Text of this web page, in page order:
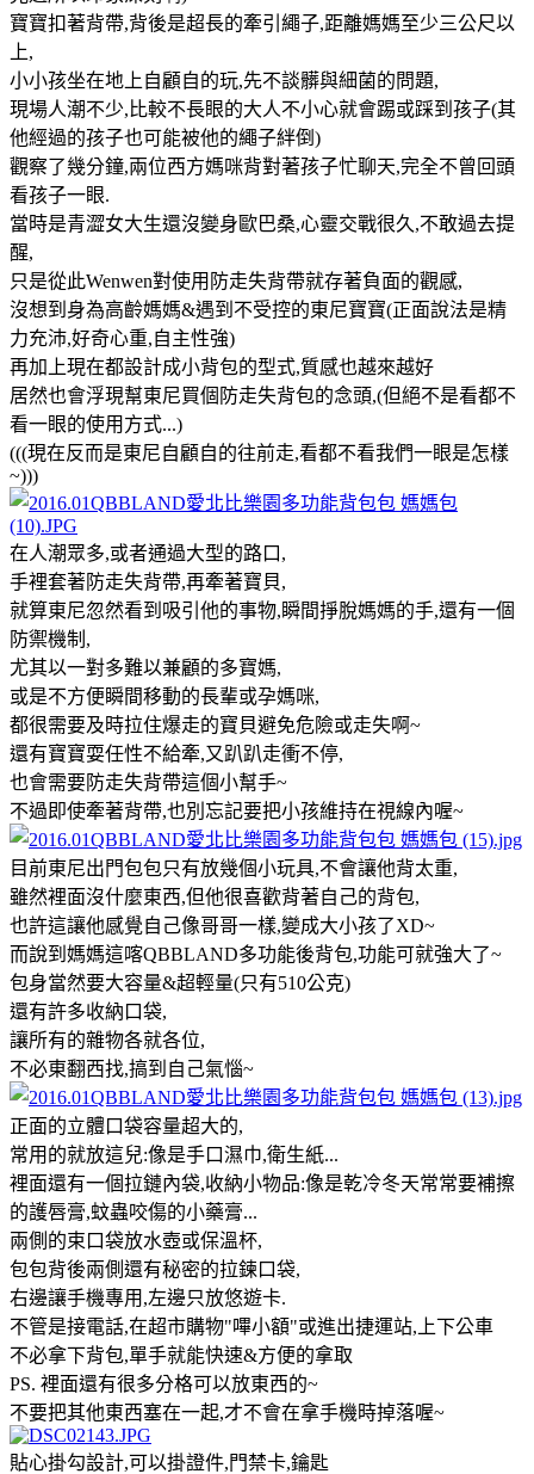
寶寶扣著背帶,背後是超長的牽引繩子,距離媽媽至少三公尺以
上,
小小孩坐在地上自顧自的玩,先不談髒與細菌的問題,
現場人潮不少,比較不長眼的大人不小心就會踢或踩到孩子(其
他經過的孩子也可能被他的繩子絆倒)
觀察了幾分鐘,兩位西方媽咪背對著孩子忙聊天,完全不曾回頭
看孩子一眼.
當時是青澀女大生還沒變身歐巴桑,心靈交戰很久,不敢過去提
醒,
只是從此Wenwen對使用防走失背帶就存著負面的觀感,
沒想到身為高齡媽媽&遇到不受控的東尼寶寶(正面說法是精
力充沛,好奇心重,自主性強)
再加上現在都設計成小背包的型式,質感也越來越好
居然也會浮現幫東尼買個防走失背包的念頭,(但絕不是看都不
看一眼的使用方式...)
(((現在反而是東尼自顧自的往前走,看都不看我們一眼是怎樣
~)))
在人潮眾多,或者通過大型的路口,
手裡套著防走失背帶,再牽著寶貝,
就算東尼忽然看到吸引他的事物,瞬間掙脫媽媽的手,還有一個
防禦機制,
尤其以一對多難以兼顧的多寶媽,
或是不方便瞬間移動的長輩或孕媽咪,
都很需要及時拉住爆走的寶貝避免危險或走失啊~
還有寶寶耍任性不給牽,又趴趴走衝不停,
也會需要防走失背帶這個小幫手~
不過即使牽著背帶,也別忘記要把小孩維持在視線內喔~
目前東尼出門包包只有放幾個小玩具,不會讓他背太重,
雖然裡面沒什麼東西,但他很喜歡背著自己的背包,
也許這讓他感覺自己像哥哥一樣,變成大小孩了XD~
而說到媽媽這喀QBBLAND多功能後背包,功能可就強大了~
包身當然要大容量&超輕量(只有510公克)
還有許多收納口袋,
讓所有的雜物各就各位,
不必東翻西找,搞到自己氣惱~
正面的立體口袋容量超大的,
常用的就放這兒:像是手口濕巾,衛生紙...
裡面還有一個拉鏈內袋,收納小物品:像是乾冷冬天常常要補擦
的護唇膏,蚊蟲咬傷的小藥膏...
兩側的束口袋放水壺或保溫杯,
包包背後兩側還有秘密的拉鍊口袋,
右邊讓手機專用,左邊只放悠遊卡.
不管是接電話,在超市購物"嗶小額"或進出捷運站,上下公車
不必拿下背包,單手就能快速&方便的拿取
PS. 裡面還有很多分格可以放東西的~
不要把其他東西塞在一起,才不會在拿手機時掉落喔~
貼心掛勾設計,可以掛證件,門禁卡,鑰匙